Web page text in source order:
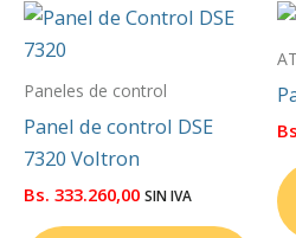
Paneles de control
Panel de control DSE
7320 Voltron
Bs. 333.260,00 SIN IVA